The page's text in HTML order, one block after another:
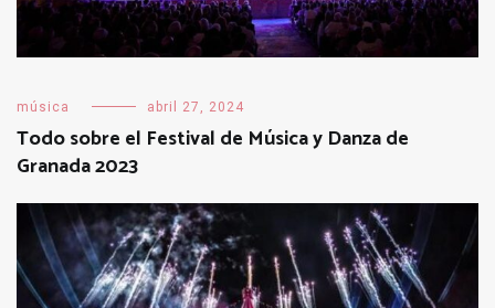
música abril 27, 2024
Todo sobre el Festival de Música y Danza de
Granada 2023